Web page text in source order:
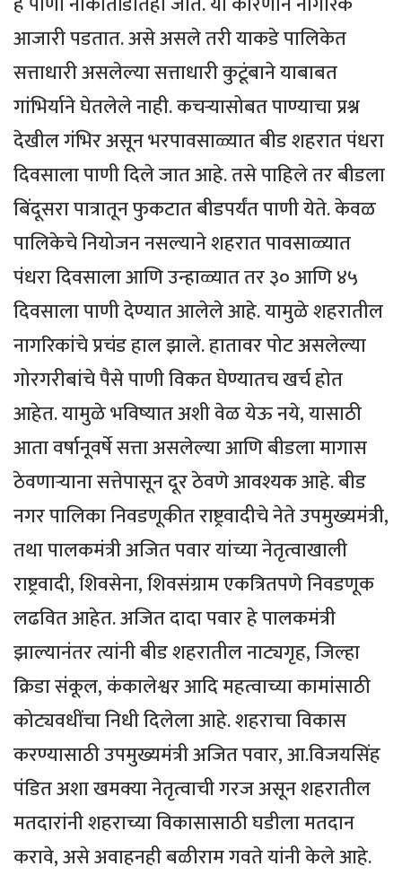
आजारी पडतात. असे असले तरी याकडे पालिकेत
सत्ताधारी असलेल्या सत्ताधारी कुटूंबाने याबाबत
गांभिर्याने घेतलेले नाही. कचऱ्यासोबत पाण्याचा प्रश्न
देखील गंभिर असून भरपावसाळ्यात बीड शहरात पंधरा
दिवसाला पाणी दिले जात आहे. तसे पाहिले तर बीडला
बिंदूसरा पात्रातून फुकटात बीडपर्यंत पाणी येते. केवळ
पालिकेचे नियोजन नसल्याने शहरात पावसाळ्यात
पंधरा दिवसाला आणि उन्हाळ्यात तर ३० आणि ४५
दिवसाला पाणी देण्यात आलेले आहे. यामुळे शहरातील
नागरिकांचे प्रचंड हाल झाले. हातावर पोट असलेल्या
गोरगरीबांचे पैसे पाणी विकत घेण्यातच खर्च होत
आहेत. यामुळे भविष्यात अशी वेळ येऊ नये, यासाठी
आता वर्षानूवर्षे सत्ता असलेल्या आणि बीडला मागास
ठेवणाऱ्याना सत्तेपासून दूर ठेवणे आवश्यक आहे. बीड
नगर पालिका निवडणूकीत राष्ट्रवादीचे नेते उपमुख्यमंत्री,
तथा पालकमंत्री अजित पवार यांच्या नेतृत्वाखाली
राष्ट्रवादी, शिवसेना, शिवसंग्राम एकत्रितपणे निवडणूक
लढवित आहेत. अजित दादा पवार हे पालकमंत्री
झाल्यानंतर त्यांनी बीड शहरातील नाट्यगृह, जिल्हा
क्रिडा संकूल, कंकालेश्वर आदि महत्वाच्या कामांसाठी
कोट्यवधींचा निधी दिलेला आहे. शहराचा विकास
करण्यासाठी उपमुख्यमंत्री अजित पवार, आ.विजयसिंह
पंडित अशा खमक्या नेतृत्वाची गरज असून शहरातील
मतदारांनी शहराच्या विकासासाठी घडीला मतदान
करावे, असे अवाहनही बळीराम गवते यांनी केले आहे.